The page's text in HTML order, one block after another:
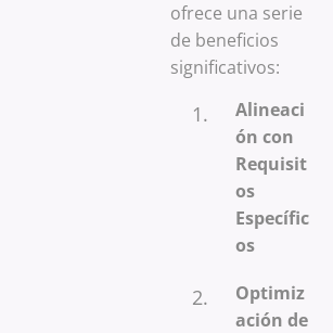
ofrece una serie
de beneficios
significativos:
Alineaci
ón con
Requisit
os
Específic
os
Optimiz
ación de